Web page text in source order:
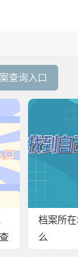
查询入口
档案所
么